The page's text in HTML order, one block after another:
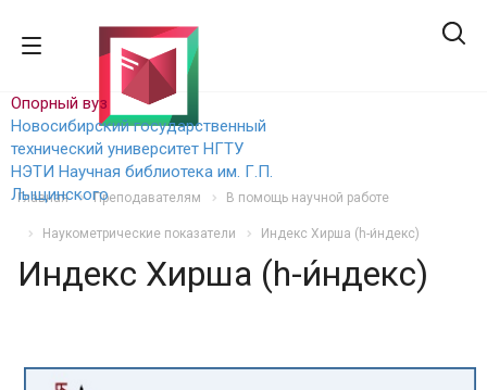
Опорный вуз
Новосибирский государственный
технический университет НГТУ
НЭТИ Научная библиотека им. Г.П.
Лыщинского
Главная Преподавателям В помощь научной работе
Наукометрические показатели Индекс Хирша (h-и́ндекс)
Индекс Хирша (h-и́ндекс)